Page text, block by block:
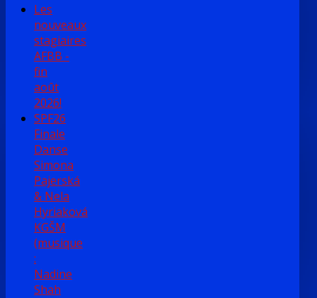
Les
nouveaux
stagiaires
AFBB -
fin
août
2026!
SPF26
Finale
Danse
Simona
Pajerská
& Nela
Hyriaková
KGŠM
(musique
:
Nadine
Shah